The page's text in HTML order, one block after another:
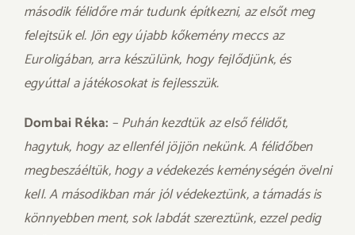
második félidőre már tudunk építkezni, az elsőt meg
felejtsük el. Jön egy újabb kőkemény meccs az
Euroligában, arra készülünk, hogy fejlődjünk, és
egyúttal a játékosokat is fejlesszük.
Dombai Réka: –Puhán kezdtük az első félidőt,
hagytuk, hogy az ellenfél jöjjön nekünk. A félidőben
megbeszáéltük, hogy a védekezés keménységén övelni
kell. A másodikban már jól védekeztünk, a támadás is
könnyebben ment, sok labdát szereztünk, ezzel pedig